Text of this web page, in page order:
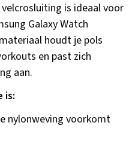
is ideaal voor
Galaxy Watch
houdt je pols
en past zich
aan.
is:
nylonweving voorkomt